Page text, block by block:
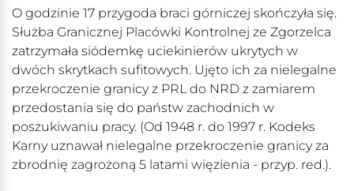
O godzinie 17 przygoda braci górniczej skończyła się.
Służba Granicznej Placówki Kontrolnej ze Zgorzelca
zatrzymała siódemkę uciekinierów ukrytych w
dwóch skrytkach sufitowych. Ujęto ich za nielegalne
przekroczenie granicy z PRL do NRD z zamiarem
przedostania się do państw zachodnich w
poszukiwaniu pracy. (Od 1948 r. do 1997 r. Kodeks
Karny uznawał nielegalne przekroczenie granicy za
zbrodnię zagrożoną 5 latami więzienia - przyp. red.).